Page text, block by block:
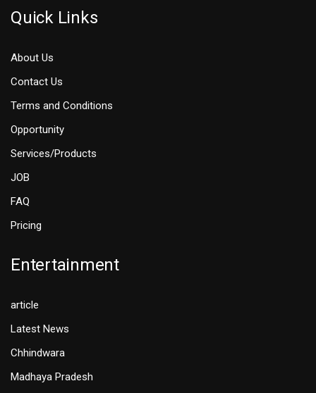
Quick Links
About Us
Contact Us
Terms and Conditions
Opportunity
Services/Products
JOB
FAQ
Pricing
Entertainment
article
Latest News
Chhindwara
Madhaya Pradesh